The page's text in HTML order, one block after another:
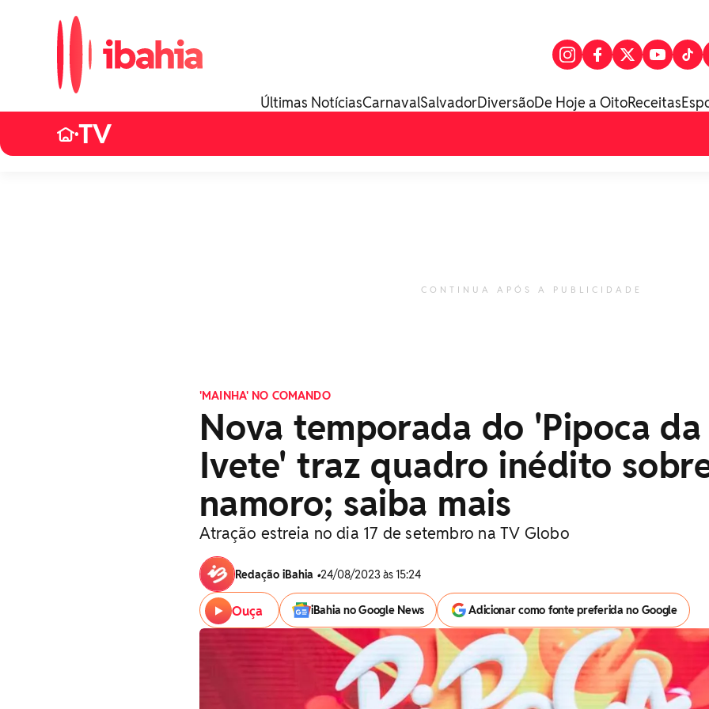
Últimas NotíciasCarnavalSalvadorDiversãoDe Hoje a OitoReceitas
•TV
CONTINUA APÓS A PUBLICIDADE
'MAINHA' NO COMANDO
Nova temporada do 'Pipoca da
Ivete' traz quadro inédito
namoro; saiba mais
Atração estreia no dia 17 de setembro na TV Globo
Redação iBahia •24/08/2023 às 15:24
Ouça iBahia no Google News Adicionar como fonte preferida no Google